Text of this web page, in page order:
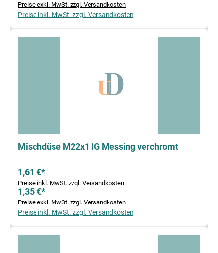
Preise exkl. MwSt. zzgl. Versandkosten
Preise inkl. MwSt. zzgl. Versandkosten
Mischdüse M22x1 IG Messing verchromt
1,61 €*
Preise inkl. MwSt. zzgl. Versandkosten
1,35 €*
Preise exkl. MwSt. zzgl. Versandkosten
Preise inkl. MwSt. zzgl. Versandkosten